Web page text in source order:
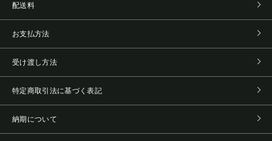
配送料
お支払方法
受け渡し方法
特定商取引法に基づく表記
納期について